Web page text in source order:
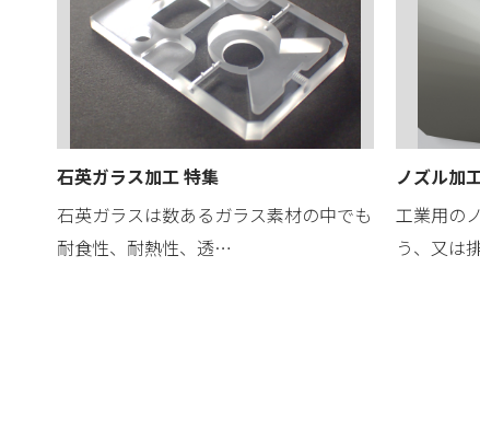
石英ガラス加工 特集
石英ガラスは数あるガラス素材の中でも
耐食性、耐熱性、透…
ノズル加
工業用の
う、又は